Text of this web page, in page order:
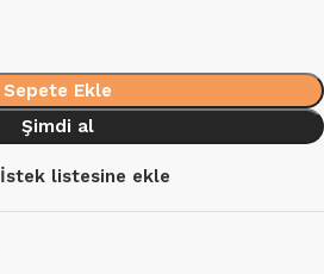
Sepete Ekle
Şimdi al
İstek listesine ekle